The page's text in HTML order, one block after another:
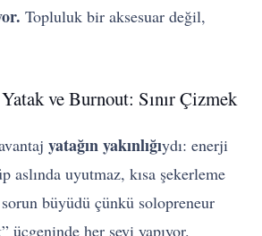
Topluluk bir aksesuar değil,
ve Burnout: Sınır Çizmek
yatağın yakınlığıydı: enerji
aslında uyutmaz, kısa şekerleme
büyüdü çünkü solopreneur
üçgeninde her şeyi yapıyor.